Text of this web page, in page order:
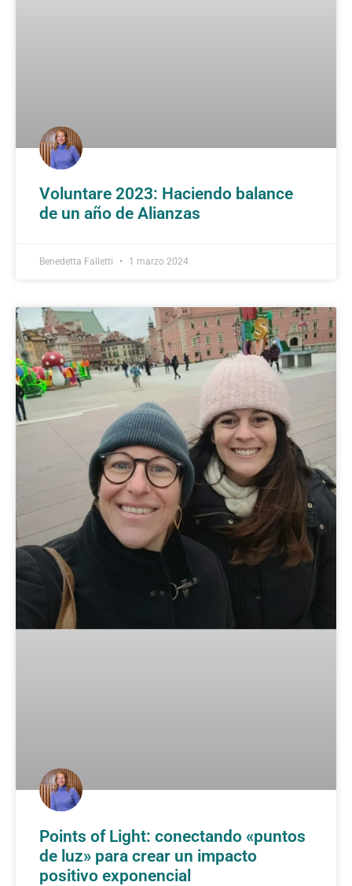
Voluntare 2023: Haciendo balance
de un año de Alianzas
Benedetta Falletti 1 marzo 2024
Points of Light: conectando «puntos
de luz» para crear un impacto
positivo exponencial